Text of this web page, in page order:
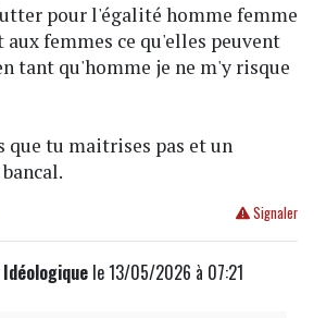
pour l'égalité homme femme
aux femmes ce qu'elles peuvent
tant qu'homme je ne m'y risque
que tu maitrises pas et un
Signaler
le 13/05/2026 à 07:21